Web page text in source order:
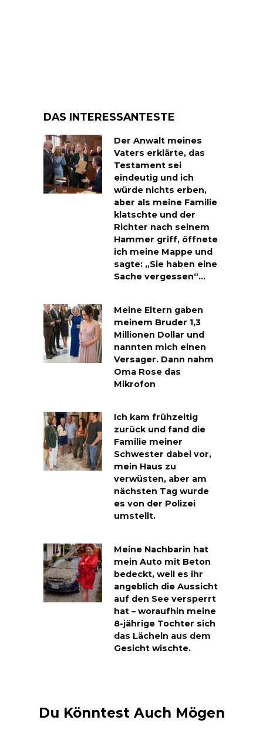
DAS INTERESSANTESTE
Der Anwalt meines
Vaters erklärte, das
Testament sei
eindeutig und ich
würde nichts erben,
aber als meine Familie
klatschte und der
Richter nach seinem
Hammer griff, öffnete
ich meine Mappe und
sagte: „Sie haben eine
Sache vergessen“…
Meine Eltern gaben
meinem Bruder 1,3
Millionen Dollar und
nannten mich einen
Versager. Dann nahm
Oma Rose das
Mikrofon
Ich kam frühzeitig
zurück und fand die
Familie meiner
Schwester dabei vor,
mein Haus zu
verwüsten, aber am
nächsten Tag wurde
es von der Polizei
umstellt.
Meine Nachbarin hat
mein Auto mit Beton
bedeckt, weil es ihr
angeblich die Aussicht
auf den See versperrt
hat – woraufhin meine
8-jährige Tochter sich
das Lächeln aus dem
Gesicht wischte.
Du Könntest Auch Mögen